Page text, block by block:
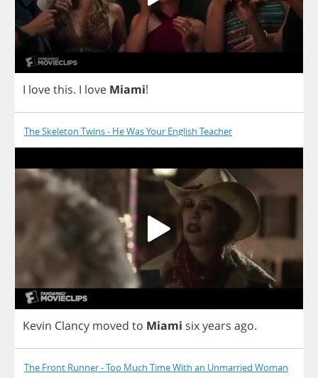
I lovethis. I love Miami!
The Skeleton Twins - He Was Your English Teacher
Kevin Clancy moved to Miami sixyears ago.
The Front Runner - Too Much Time With an Unmarried Woman